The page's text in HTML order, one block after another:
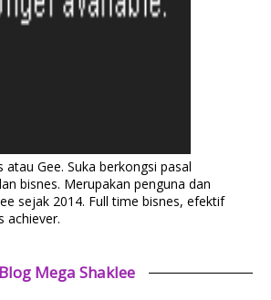
atau Gee. Suka berkongsi pasal
bisnes. Merupakan penguna dan
sejak 2014. Full time bisnes, efektif
achiever.
Blog Mega Shaklee